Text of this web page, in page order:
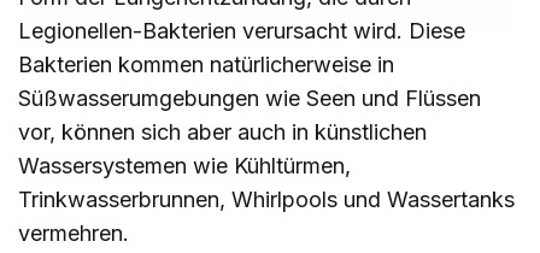
Legionellen-Bakterien verursacht wird. Diese
Bakterien kommen natürlicherweise in
Süßwasserumgebungen wie Seen und Flüssen
vor, können sich aber auch in künstlichen
Wassersystemen wie Kühltürmen,
Trinkwasserbrunnen, Whirlpools und Wassertanks
vermehren.